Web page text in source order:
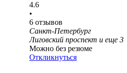
4.6
•
6 отзывов
Санкт-Петербург
Лиговский проспект и еще 3
Можно без резюме
Откликнуться